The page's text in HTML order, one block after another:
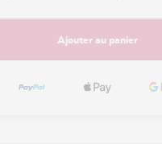
Ajouter au panier